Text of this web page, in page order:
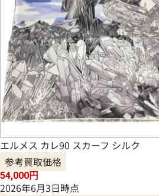
エルメス カレ90 スカーフ シルク
参考買取価格
54,000円
2026年6月3日時点